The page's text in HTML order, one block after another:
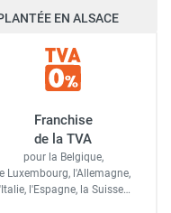
EN ALSACE
Franchise
de la TVA
pour la Belgique,
le Luxembourg, l'Allemagne,
l'Italie, l'Espagne, la Suisse…